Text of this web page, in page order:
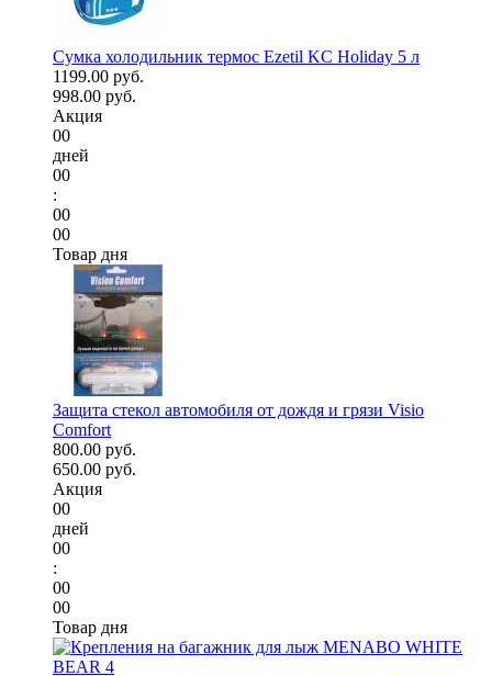
Сумка холодильник термос Ezetil KC Holiday 5 л
1199.00 руб.
998.00 руб.
Акция
00
дней
00
:
00
00
Товар дня
Защита стекол автомобиля от дождя и грязи Visio
Comfort
800.00 руб.
650.00 руб.
Акция
00
дней
00
:
00
00
Товар дня